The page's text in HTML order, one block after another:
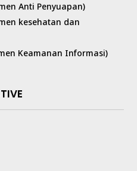
Anti Penyuapan)
kesehatan dan
Keamanan Informasi)